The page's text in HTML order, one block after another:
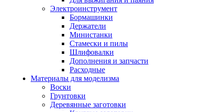
Электроинструмент
Бормашинки
Держатели
Министанки
Стамески и пилы
Шлифовалки
Дополнения и запчасти
Расходные
Материалы для моделизма
Воски
Грунтовки
Деревянные заготовки